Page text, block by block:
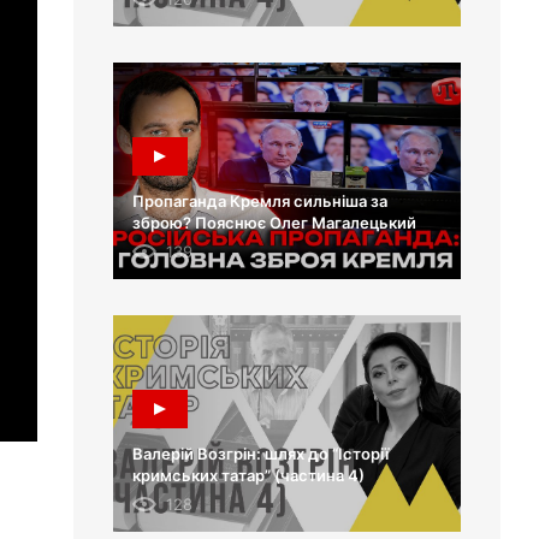
Пропаганда Кремля сильніша за
зброю? Пояснює Олег Магалецький
139
Валерій Возгрін: шлях до “Історії
кримських татар” (частина 4)
128